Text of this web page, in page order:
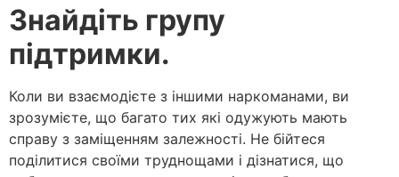
Знайдіть групу
підтримки.
Коли ви взаємодієте з іншими наркоманами, ви
зрозумієте, що багато тих які одужують мають
справу з заміщенням залежності. Не бійтеся
поділитися своїми труднощами і дізнатися, що